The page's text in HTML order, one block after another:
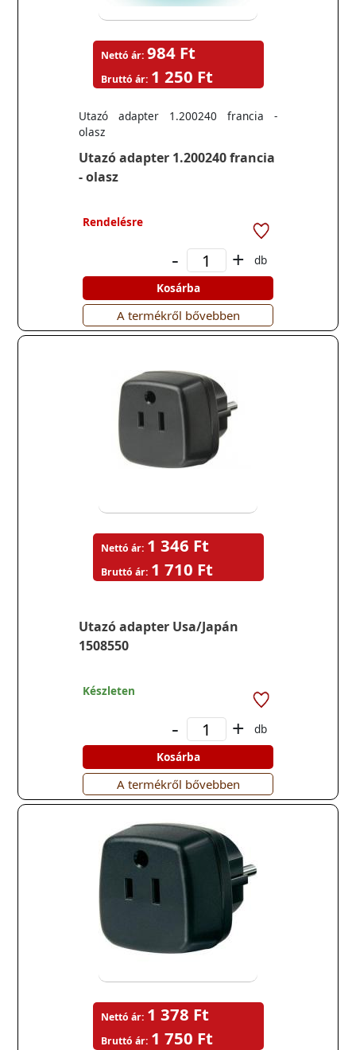
Utazó adapter 1.200240 francia
- olasz
Utazó adapter 1.200240 francia -
olasz
Nettó ár: 984 Ft
Bruttó ár: 1 250 Ft
Rendelésre
- +
db
Kosárba
A termékről bővebben
Utazó adapter Usa/Japán
1508550
Nettó ár: 1 346 Ft
Bruttó ár: 1 710 Ft
Készleten
- +
db
Kosárba
A termékről bővebben
Nettó ár: 1 378 Ft
Bruttó ár: 1 750 Ft